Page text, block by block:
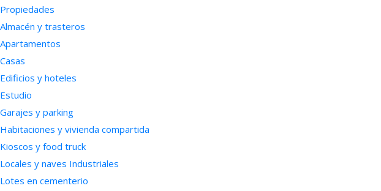
Propiedades
Almacén y trasteros
Apartamentos
Casas
Edificios y hoteles
Estudio
Garajes y parking
Habitaciones y vivienda compartida
Kioscos y food truck
Locales y naves Industriales
Lotes en cementerio